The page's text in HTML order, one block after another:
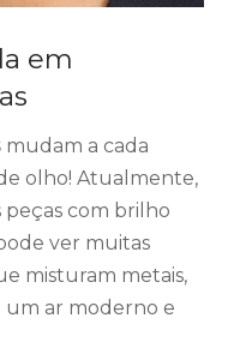
em
mudam a cada
olho! Atualmente,
peças com brilho
ver muitas
misturam metais,
um ar moderno e